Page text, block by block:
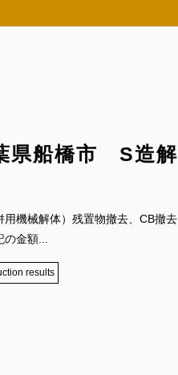
県船橋市 S造解
機械解体）残置物撤去、CB撤去
金額...
results